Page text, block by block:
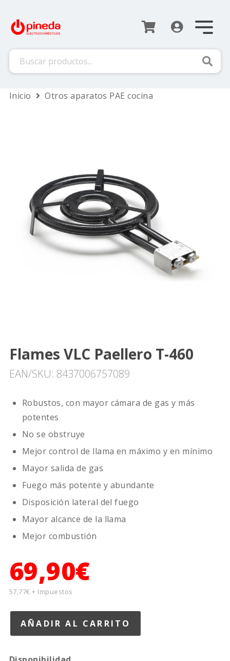
Inicio
 Otros aparatos PAE cocina
Flames VLC Paellero T-460
EAN/SKU: 8437006757089
Robustos, con mayor cámara de gas y más
potentes
No se obstruye
Mejor control de llama en máximo y en mínimo
Mayor salida de gas
Fuego más potente y abundante
Disposición lateral del fuego
Mayor alcance de la llama
Mejor combustión
69,90€
57,77€ + Impuestos